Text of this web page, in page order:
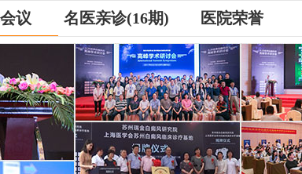
议 名医亲诊(16期) 医院荣誉